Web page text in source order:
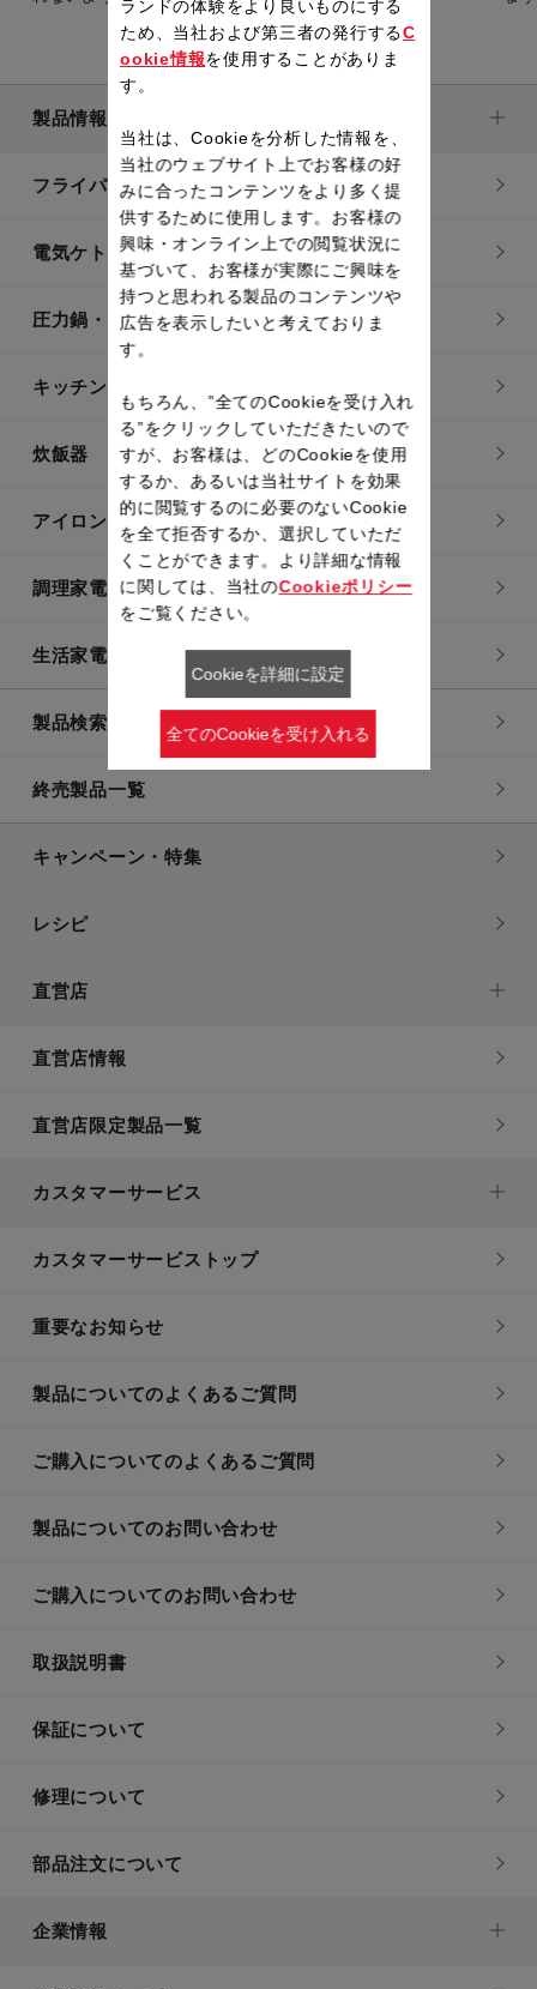
製品情報
フライパン・鍋
電気ケトル
圧力鍋・電気圧力鍋
キッチン用品
炊飯器
アイロン・衣類スチーマー
調理家電
生活家電
製品検索一覧
終売製品一覧
キャンペーン・特集
レシピ
直営店
直営店情報
直営店限定製品一覧
カスタマーサービス
カスタマーサービストップ
重要なお知らせ
製品についてのよくあるご質問
ご購入についてのよくあるご質問
製品についてのお問い合わせ
ご購入についてのお問い合わせ
取扱説明書
保証について
修理について
部品注文について
企業情報
ランドの体験をより良いものにする
ため、当社および第三者の発行するC
ookie情報を使用することがありま
す。
当社は、Cookieを分析した情報を、
当社のウェブサイト上でお客様の好
みに合ったコンテンツをより多く提
供するために使用します。お客様の
興味・オンライン上での閲覧状況に
基づいて、お客様が実際にご興味を
持つと思われる製品のコンテンツや
広告を表示したいと考えておりま
す。
もちろん、”全てのCookieを受け入れ
る”をクリックしていただきたいので
すが、お客様は、どのCookieを使用
するか、あるいは当社サイトを効果
的に閲覧するのに必要のないCookie
を全て拒否するか、選択していただ
くことができます。より詳細な情報
に関しては、当社のCookieポリシー
をご覧ください。
Cookieを詳細に設定
全てのCookieを受け入れる